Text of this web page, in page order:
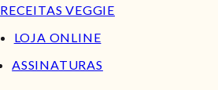
RECEITAS VEGGIE
LOJA ONLINE
ASSINATURAS